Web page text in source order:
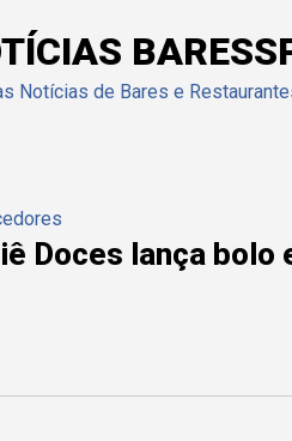
Notícias de Bares e
Doces lança bolo